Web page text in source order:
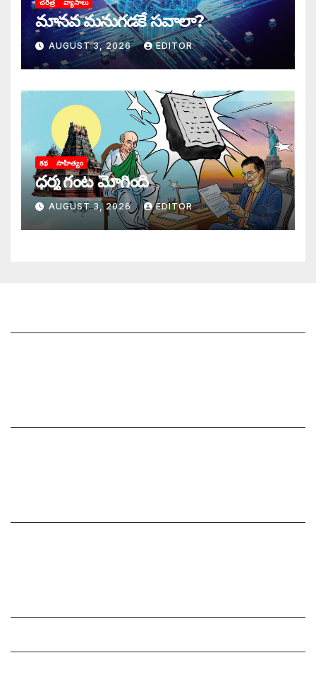
చరిత్ర వ్యాసాలు
మానవ మనుగడకే సవాలా?
AUGUST 3, 2026 EDITOR
కథ సాహిత్యం
ధర్మ గంట మోగింది
AUGUST 3, 2026 EDITOR